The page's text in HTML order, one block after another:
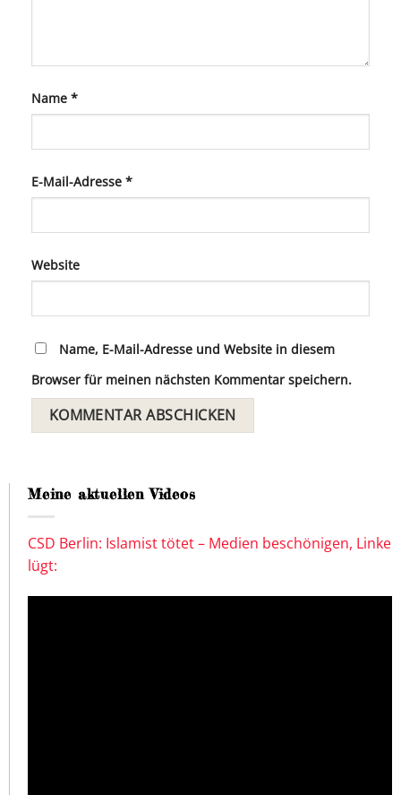
Name *
E-Mail-Adresse *
Website
Name, E-Mail-Adresse und Website in diesem
Browser für meinen nächsten Kommentar speichern.
Meine aktuellen Videos
CSD Berlin: Islamist tötet – Medien beschönigen, Linke
lügt: